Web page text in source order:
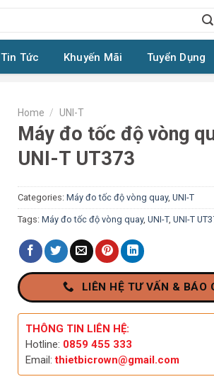
Tin Tức Khuyến Mãi Tuyển Dụng
Home / UNI-T
Máy đo tốc độ vòng
UNI-T UT373
Categories:Máy đo tốc độ vòng quay,UNI-T
Tags:Máy đo tốc độ vòng quay,UNI-T,UNI-T
LIÊN HỆ TƯ VẤN & BÁO
THÔNG TIN LIÊN HỆ:
Hotline: 0859 455 333
Email:thietbicrown@gmail.com